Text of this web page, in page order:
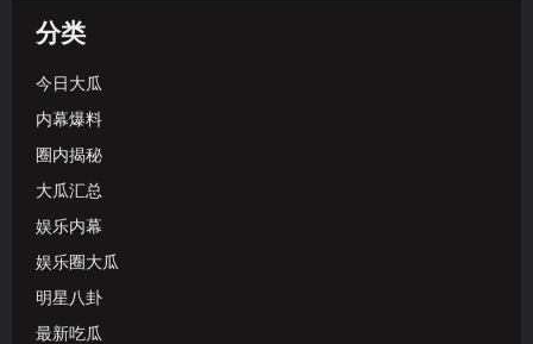
分类
今日大瓜
内幕爆料
圈内揭秘
大瓜汇总
娱乐内幕
娱乐圈大瓜
明星八卦
最新吃瓜